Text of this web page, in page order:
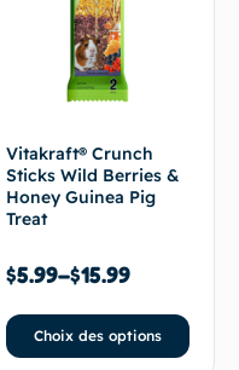
Vitakraft® Crunch
Sticks Wild Berries &
Honey Guinea Pig
Treat
$5.99–$15.99
Choix des options